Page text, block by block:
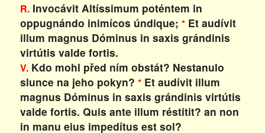
R.Invocávit Altíssimum poténtem in
oppugnándo inimícos úndique; *Et audívit
illum magnus Dóminus in saxis grándinis
virtútis valde fortis.
V.Kdo mohl před ním obstát? Nestanulo
slunce na jeho pokyn? *Et audívit illum
magnus Dóminus in saxis grándinis virtútis
valde fortis. Quis ante illum réstitit? an non
in manu eius impedítus est sol?